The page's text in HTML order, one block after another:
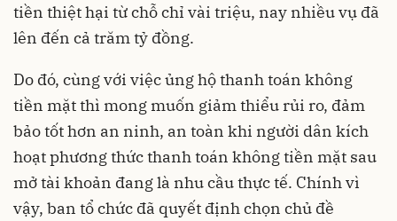
tiền thiệt hại từ chỗ chỉ vài triệu, nay nhiều vụ đã
lên đến cả trăm tỷ đồng.
Do đó, cùng với việc ủng hộ thanh toán không
tiền mặt thì mong muốn giảm thiểu rủi ro, đảm
bảo tốt hơn an ninh, an toàn khi người dân kích
hoạt phương thức thanh toán không tiền mặt sau
mở tài khoản đang là nhu cầu thực tế. Chính vì
vậy, ban tổ chức đã quyết định chọn chủ đề